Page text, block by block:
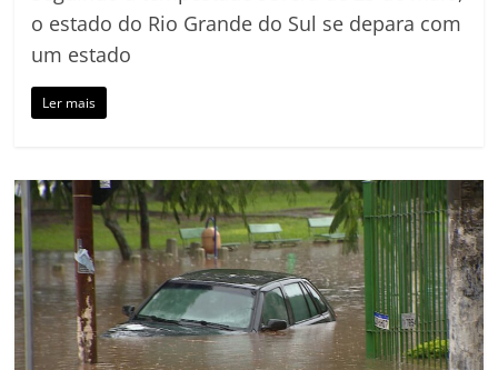
o estado do Rio Grande do Sul se depara com
um estado
Ler mais